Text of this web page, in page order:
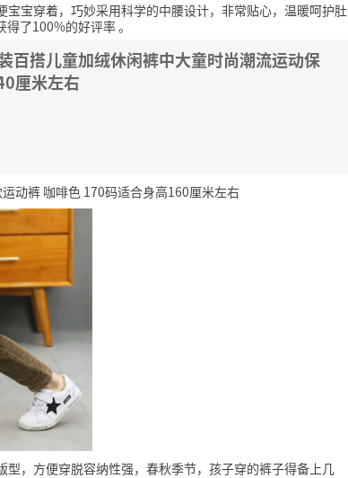
宝穿着，巧妙采用科学的中腰设计，非常贴心，温暖呵护肚
得了100%的好评率。
百搭儿童加绒休闲裤中大童时尚潮流运动保
厘米左右
动裤 咖啡色 170码适合身高160厘米左右
，方便穿脱容纳性强，春秋季节，孩子穿的裤子得备上几